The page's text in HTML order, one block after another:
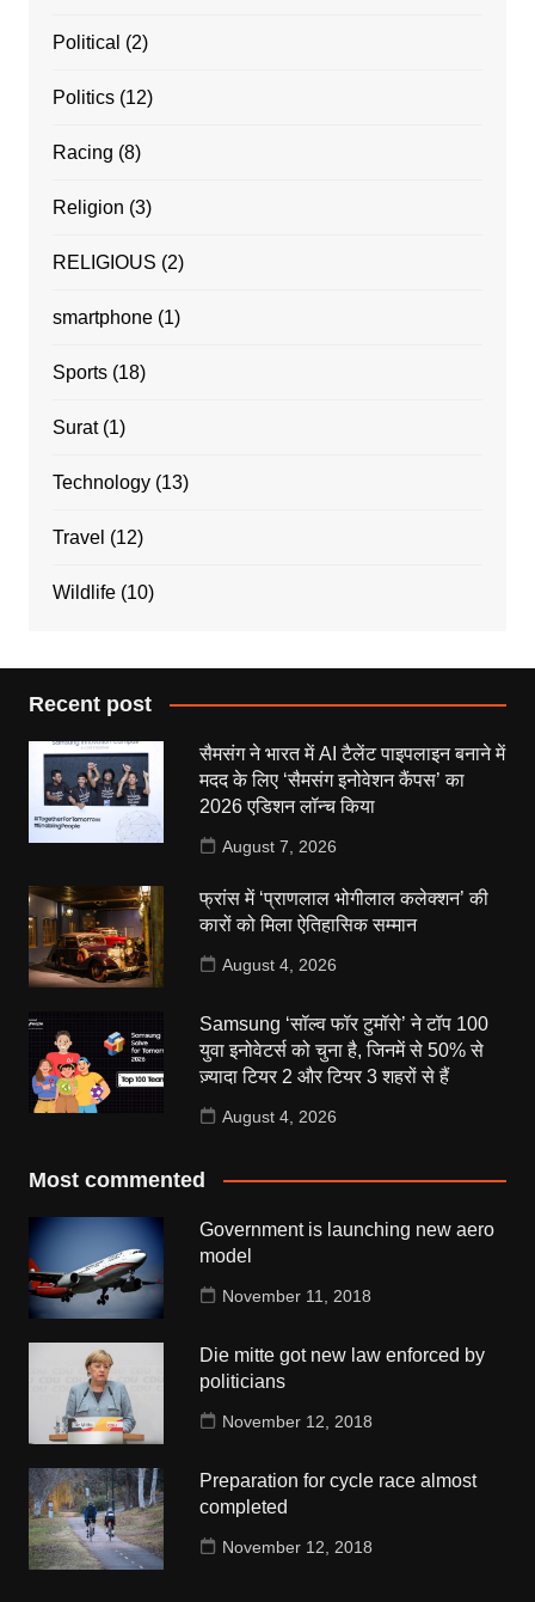
Political (2)
Politics(12)
Racing (8)
Religion (3)
RELIGIOUS (2)
smartphone(1)
Sports(18)
Surat(1)
Technology(13)
Travel (12)
Wildlife(10)
Recent post
सैमसंग ने भारत में AI टैलेंट पाइपलाइन बनाने में
मदद के लिए ‘सैमसंग इनोवेशन कैंपस’ का
2026 एडिशन लॉन्च किया
August 7, 2026
फ्रांस में ‘प्राणलाल भोगीलाल कलेक्शन’ की
कारों को मिला ऐतिहासिक सम्मान
August 4, 2026
Samsung ‘सॉल्व फॉर टुमॉरो’ ने टॉप 100
युवा इनोवेटर्स को चुना है, जिनमें से 50% से
ज़्यादा टियर 2 और टियर 3 शहरों से हैं
August 4, 2026
Most commented
Government is launching new aero
model
November 11, 2018
Die mitte got new law enforced by
politicians
November 12, 2018
Preparation for cycle race almost
completed
November 12, 2018